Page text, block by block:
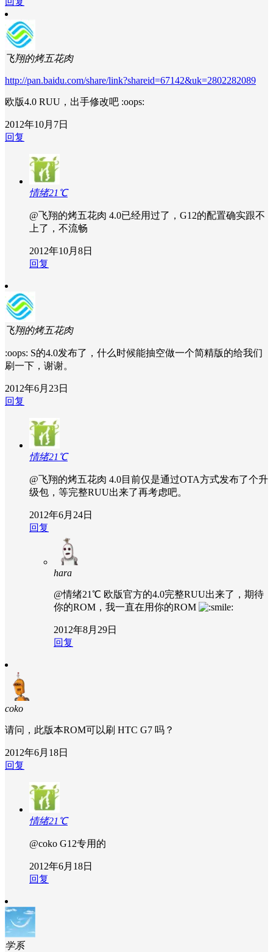
飞翔的烤五花肉
http://pan.baidu.com/share/link?shareid=67142&uk=2802282089
欧版4.0 RUU，出手修改吧 :oops:
2012年10月7日
回复
情绪21℃
@飞翔的烤五花肉 4.0已经用过了，G12的配置确实跟不
上了，不流畅
2012年10月8日
回复
飞翔的烤五花肉
:oops: S的4.0发布了，什么时候能抽空做一个简精版的给我们
刷一下，谢谢。
2012年6月23日
回复
情绪21℃
@飞翔的烤五花肉 4.0目前仅是通过OTA方式发布了个升
级包，等完整RUU出来了再考虑吧。
2012年6月24日
回复
hara
@情绪21℃ 欧版官方的4.0完整RUU出来了，期待
你的ROM，我一直在用你的ROM
2012年8月29日
回复
coko
请问，此版本ROM可以刷 HTC G7 吗？
2012年6月18日
回复
情绪21℃
@coko G12专用的
2012年6月18日
回复
学系